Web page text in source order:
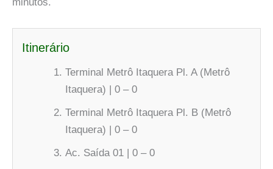
minutos.
Itinerário
Terminal Metrô Itaquera Pl. A (Metrô
Itaquera) | 0 – 0
Terminal Metrô Itaquera Pl. B (Metrô
Itaquera) | 0 – 0
Ac. Saída 01 | 0 – 0